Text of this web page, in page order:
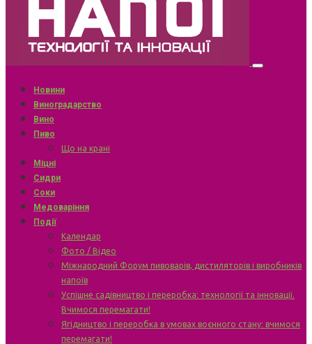
Новини
Виноградарство
Вино
Пиво
Що на крані
Міцні
Сидри
Соки
Медоваріння
Події
Календар
Фото / Відео
Міжнародний Форум пивоварів, дистиляторів і виробників
напоїв
Успішне садівництво і переробка: технології та інновації.
Вчимося перемагати!
Ягідництво і переробка в умовах воєнного стану: вчимося
перемагати!